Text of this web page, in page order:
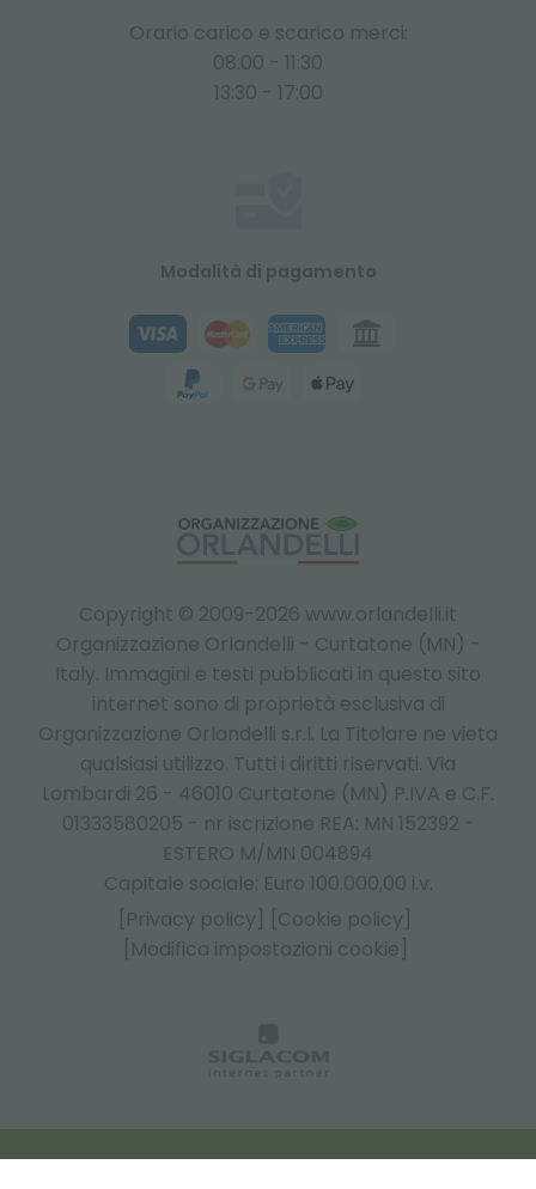
Copyright © 2009-2026 www.orlandelli.it
Organizzazione Orlandelli - Curtatone (MN) -
Italy. Immagini e testi pubblicati in questo sito
internet sono di proprietà esclusiva di
Organizzazione Orlandelli s.r.l. La Titolare ne vieta
qualsiasi utilizzo. Tutti i diritti riservati. Via
Lombardi 26 - 46010 Curtatone (MN) P.IVA e C.F.
01333580205 - nr iscrizione REA: MN 152392 -
ESTERO M/MN 004894
Capitale sociale: Euro 100.000,00 i.v.
[Privacy policy]
[Cookie policy]
[Modifica impostazioni cookie]
Orario carico e scarico merci:
08:00 - 11:30
13:30 - 17:00
Modalità di pagamento